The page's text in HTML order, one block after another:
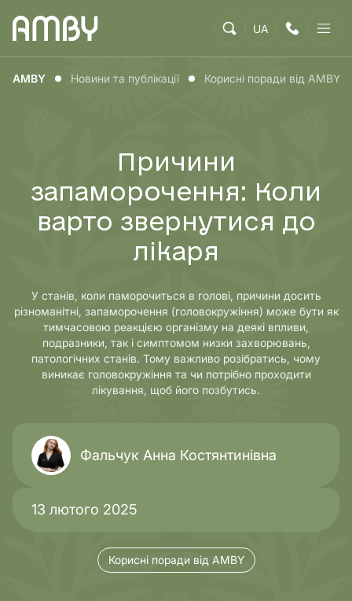
UA
AMBY Новини та публікації Корисні поради від AMBY
Причини
запаморочення: Коли
варто звернутися до
лікаря
У станів, коли паморочиться в голові, причини досить
різноманітні, запаморочення (головокружіння) може бути як
тимчасовою реакцією організму на деякі впливи,
подразники, так і симптомом низки захворювань,
патологічних станів. Тому важливо розібратись, чому
виникає головокружіння та чи потрібно проходити
лікування, щоб його позбутись.
Фальчук Анна Костянтинівна
13 лютого 2025
Корисні поради від AMBY